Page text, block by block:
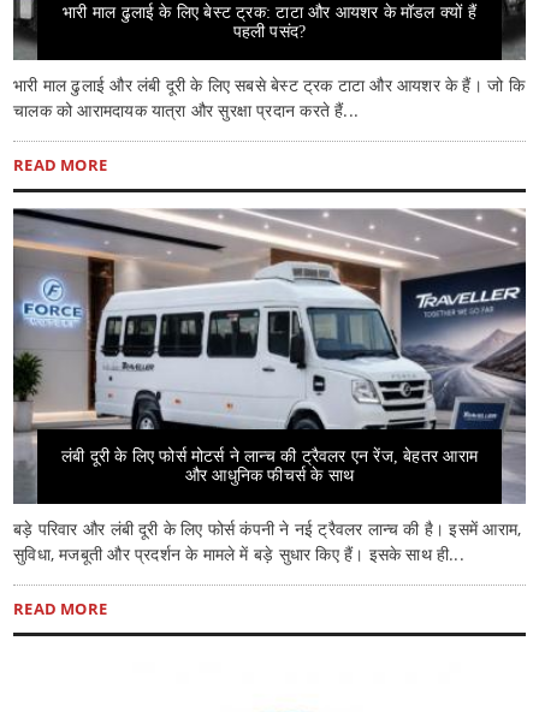
भारी माल ढुलाई के लिए बेस्ट ट्रक: टाटा और आयशर के मॉडल क्यों हैं
पहली पसंद?
भारी माल ढुलाई और लंबी दूरी के लिए सबसे बेस्ट ट्रक टाटा और आयशर के हैं। जो कि
चालक को आरामदायक यात्रा और सुरक्षा प्रदान करते हैं...
READ MORE
लंबी दूरी के लिए फोर्स मोटर्स ने लान्च की ट्रैवलर एन रेंज, बेहतर आराम
और आधुनिक फीचर्स के साथ
बड़े परिवार और लंबी दूरी के लिए फोर्स कंपनी ने नई ट्रैवलर लान्च की है। इसमें आराम,
सुविधा, मजबूती और प्रदर्शन के मामले में बड़े सुधार किए हैं। इसके साथ ही...
READ MORE